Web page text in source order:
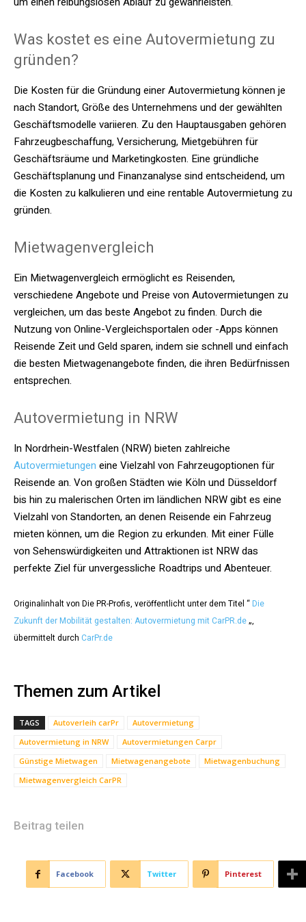
Was kostet es eine Autovermietung zu
gründen?
Die Kosten für die Gründung einer Autovermietung können je
nach Standort, Größe des Unternehmens und der gewählten
Geschäftsmodelle variieren. Zu den Hauptausgaben gehören
Fahrzeugbeschaffung, Versicherung, Mietgebühren für
Geschäftsräume und Marketingkosten. Eine gründliche
Geschäftsplanung und Finanzanalyse sind entscheidend, um
die Kosten zu kalkulieren und eine rentable Autovermietung zu
gründen.
Mietwagenvergleich
Ein Mietwagenvergleich ermöglicht es Reisenden,
verschiedene Angebote und Preise von Autovermietungen zu
vergleichen, um das beste Angebot zu finden. Durch die
Nutzung von Online-Vergleichsportalen oder -Apps können
Reisende Zeit und Geld sparen, indem sie schnell und einfach
die besten Mietwagenangebote finden, die ihren Bedürfnissen
entsprechen.
Autovermietung in NRW
In Nordrhein-Westfalen (NRW) bieten zahlreiche
Autovermietungen eine Vielzahl von Fahrzeugoptionen für
Reisende an. Von großen Städten wie Köln und Düsseldorf
bis hin zu malerischen Orten im ländlichen NRW gibt es eine
Vielzahl von Standorten, an denen Reisende ein Fahrzeug
mieten können, um die Region zu erkunden. Mit einer Fülle
von Sehenswürdigkeiten und Attraktionen ist NRW das
perfekte Ziel für unvergessliche Roadtrips und Abenteuer.
Originalinhalt von Die PR-Profis, veröffentlicht unter dem Titel “Die
Zukunft der Mobilität gestalten: Autovermietung mit CarPR.de„,
übermittelt durch CarPr.de
Themen zum Artikel
TAGS Autoverleih carPr
Autovermietung
Autovermietung in NRW
Autovermietungen Carpr
Günstige Mietwagen
Mietwagenangebote
Mietwagenbuchung
Mietwagenvergleich CarPR
Beitrag teilen
Facebook Twitter Pinterest